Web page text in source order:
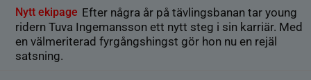
Nytt ekipage Efter några år på tävlingsbanan tar young
ridern Tuva Ingemansson ett nytt steg i sin karriär. Med
en välmeriterad fyrgångshingst gör hon nu en rejäl
satsning.